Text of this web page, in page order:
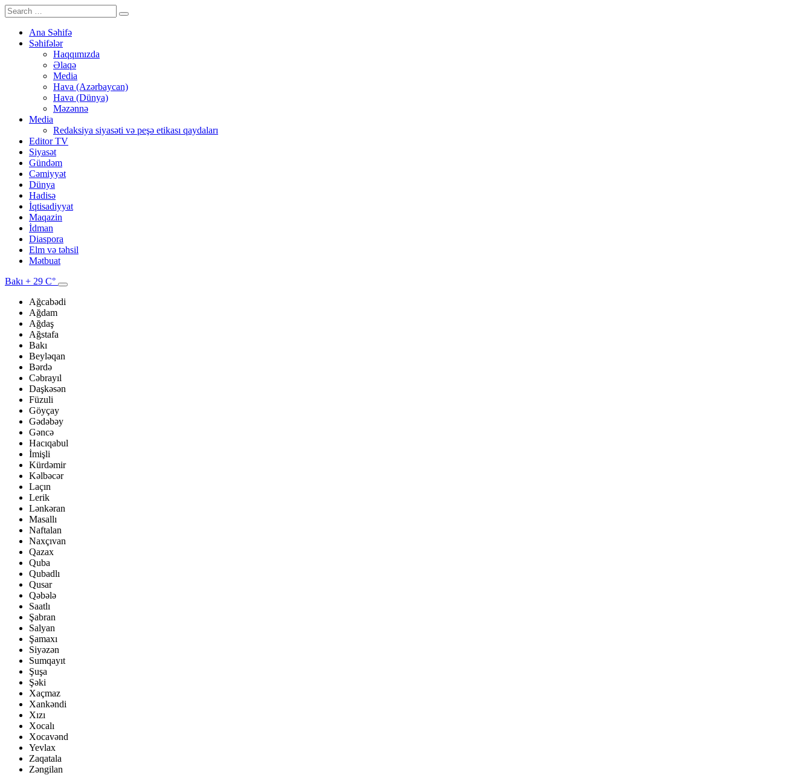
Ana Səhifə
Səhifələr
Haqqımızda
Əlaqə
Media
Hava (Azərbaycan)
Hava (Dünya)
Məzənnə
Media
Redaksiya siyasəti və peşə etikası qaydaları
Editor TV
Siyasət
Gündəm
Cəmiyyət
Dünya
Hadisə
İqtisadiyyat
Maqazin
İdman
Diaspora
Elm və təhsil
Mətbuat
Bakı + 29 C°
Ağcabədi
Ağdam
Ağdaş
Ağstafa
Bakı
Beyləqan
Bərdə
Cəbrayıl
Daşkəsən
Füzuli
Göyçay
Gədəbəy
Gəncə
Hacıqabul
İmişli
Kürdəmir
Kəlbəcər
Laçın
Lerik
Lənkəran
Masallı
Naftalan
Naxçıvan
Qazax
Quba
Qubadlı
Qusar
Qəbələ
Saatlı
Şabran
Salyan
Şamaxı
Siyəzən
Sumqayıt
Şuşa
Şəki
Xaçmaz
Xankəndi
Xızı
Xocalı
Xocavənd
Yevlax
Zaqatala
Zəngilan